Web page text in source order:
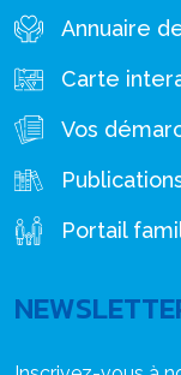
Annuaire
Carte
Vos
Portail